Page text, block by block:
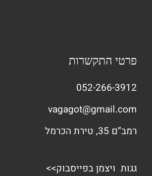
פרטי התקשרות
052-266-3912
vagagot@gmail.com
רמב”ם 35, טירת הכרמל
גגות ויצמן בפייסבוק>>